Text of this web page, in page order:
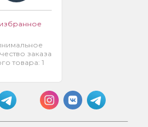
заказа
товара: 1